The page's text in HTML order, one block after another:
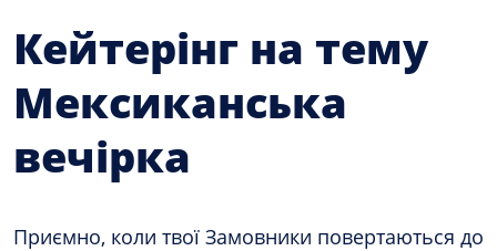
Кейтерінг на тему
Мексиканська
вечірка
Приємно, коли твої Замовники повертаються до